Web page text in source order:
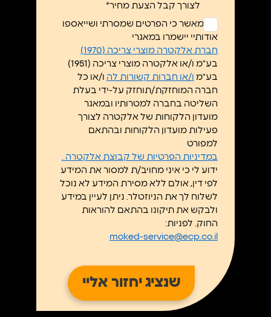
לצורך קבל הצעת מחיר*
ללא
כותרת
*
אני מאשר כי הפרטים שמסרתי ושייאספו
אודותיי יישמרו במאגרי
חברת אלקטרה מוצרי צריכה (1970)
בע"מ ו/או אלקטרה מוצרי צריכה (1951)
בע"מ ו/או חברות קשורות לה ו/או כל
חברה המוחזקת/תוחזק על-ידי בעלת
השליטה בחברה למטרותיו ובמאגר
מועדון הלקוחות של אלקטרה לצורך
פעילות מועדון הלקוחות ובהתאם
למפורט
במדיניות הפרטיות של קבוצת אלקטרה .
ידוע לי כי איני מחויב/ת למסור את המידע
לפי דין, אולם ללא מסירת המידע לא נוכל
לשלוח לך את הניוזטלר. ניתן לעיין במידע
ולבקש את תיקונו בהתאם להוראות
החוק. לפניות:
moked-service@ecp.co.il